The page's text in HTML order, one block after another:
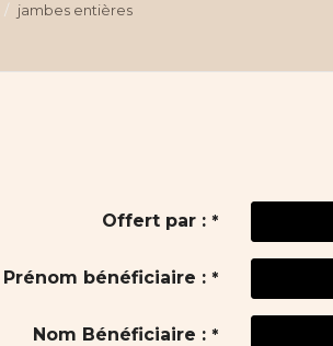
jambes entières
Offert par : *
Prénom bénéficiaire : *
Nom Bénéficiaire : *